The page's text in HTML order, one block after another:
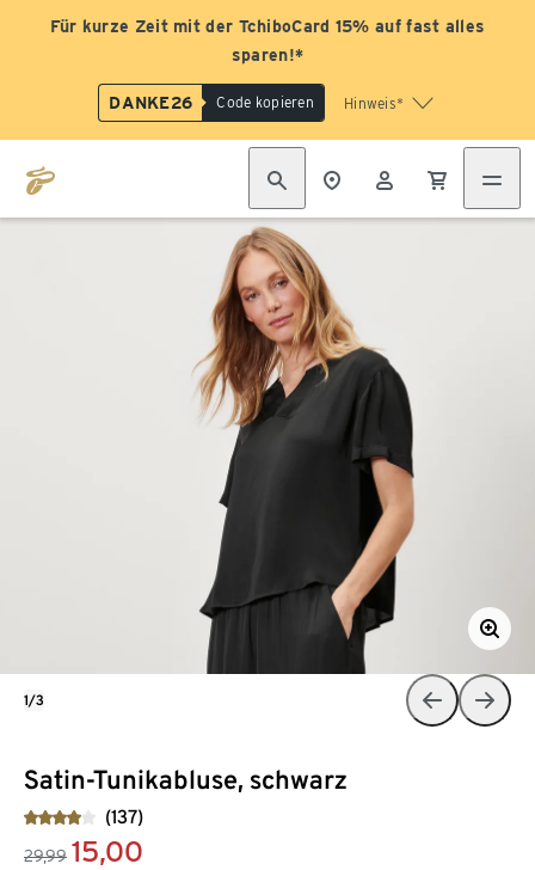
Für kurze Zeit mit der TchiboCard 15% auf fast alles
sparen!*
DANKE26 Code kopieren Hinweis*
Satin-Tunikabluse, schwarz
(137)
29,99 15,00
1/3